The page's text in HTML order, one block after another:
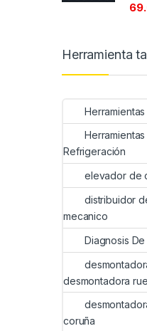
Herramienta
Refrigeración
elevador de
distribuidor
mecanico
Diagnosis
desmontadora
coruña